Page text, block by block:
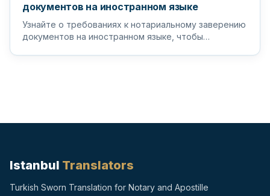
документов на иностранном языке
Узнайте о требованиях к нотариальному заверению
документов на иностранном языке, чтобы
Istanbul Translators
Turkish Sworn Translation for Notary and Apostille